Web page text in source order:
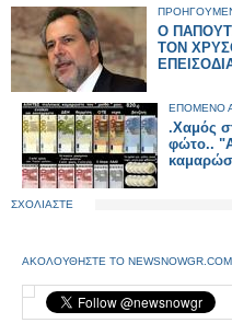
Ο
ΤΟΝ
ΕΠΟΜΕΝΟ
.Χαμός
φώτο..
ΣΧΟΛΙΑΣΤΕ
ΑΚΟΛΟΥΘΗΣΤΕ ΤΟ NEWSNOWGR.COM